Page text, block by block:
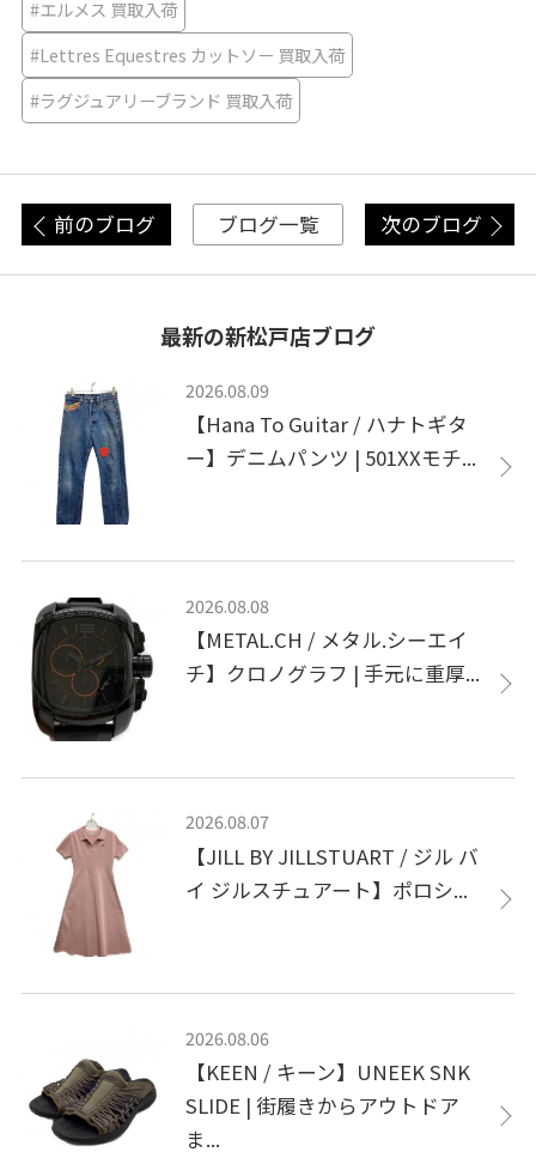
#エルメス 買取入荷
#Lettres Equestres カットソー 買取入荷
#ラグジュアリーブランド 買取入荷
前のブログ ブログ一覧 次のブログ
最新の新松戸店ブログ
2026.08.09
【Hana To Guitar / ハナトギタ
ー】デニムパンツ | 501XXモチ...
2026.08.08
【METAL.CH / メタル.シーエイ
チ】クロノグラフ | 手元に重厚...
2026.08.07
【JILL BY JILLSTUART / ジル バ
イ ジルスチュアート】ポロシ...
2026.08.06
【KEEN / キーン】UNEEK SNK
SLIDE | 街履きからアウトドア
ま...